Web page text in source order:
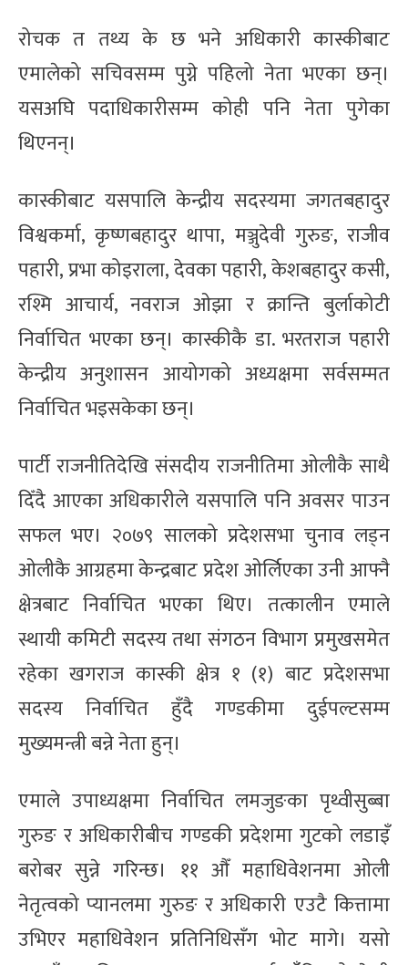
रोचक त तथ्य के छ भने अधिकारी कास्कीबाट
एमालेको सचिवसम्म पुग्ने पहिलो नेता भएका छन्।
यसअघि पदाधिकारीसम्म कोही पनि नेता पुगेका
थिएनन्।
कास्कीबाट यसपालि केन्द्रीय सदस्यमा जगतबहादुर
विश्वकर्मा, कृष्णबहादुर थापा, मञ्जुदेवी गुरुङ, राजीव
पहारी, प्रभा कोइराला, देवका पहारी, केशबहादुर कसी,
रश्मि आचार्य, नवराज ओझा र क्रान्ति बुर्लाकोटी
निर्वाचित भएका छन्। कास्कीकै डा. भरतराज पहारी
केन्द्रीय अनुशासन आयोगको अध्यक्षमा सर्वसम्मत
निर्वाचित भइसकेका छन्।
पार्टी राजनीतिदेखि संसदीय राजनीतिमा ओलीकै साथै
दिँदै आएका अधिकारीले यसपालि पनि अवसर पाउन
सफल भए। २०७९ सालको प्रदेशसभा चुनाव लड्न
ओलीकै आग्रहमा केन्द्रबाट प्रदेश ओर्लिएका उनी आफ्नै
क्षेत्रबाट निर्वाचित भएका थिए। तत्कालीन एमाले
स्थायी कमिटी सदस्य तथा संगठन विभाग प्रमुखसमेत
रहेका खगराज कास्की क्षेत्र १ (१) बाट प्रदेशसभा
सदस्य निर्वाचित हुँदै गण्डकीमा दुईपल्टसम्म
मुख्यमन्त्री बन्ने नेता हुन्।
एमाले उपाध्यक्षमा निर्वाचित लमजुङका पृथ्वीसुब्बा
गुरुङ र अधिकारीबीच गण्डकी प्रदेशमा गुटको लडाइँ
बरोबर सुन्ने गरिन्छ। ११ औँ महाधिवेशनमा ओली
नेतृत्वको प्यानलमा गुरुङ र अधिकारी एउटै कित्तामा
उभिएर महाधिवेशन प्रतिनिधिसँग भोट मागे। यसो